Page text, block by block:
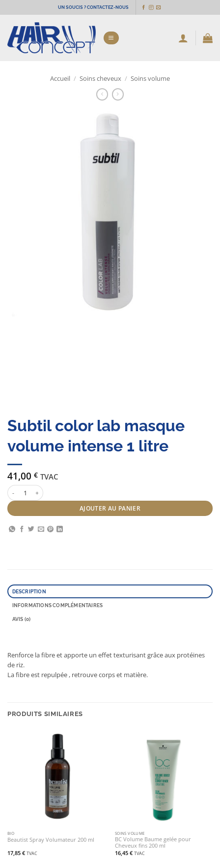
au
contenu
UN SOUCIS ? CONTACTEZ-NOUS
Accueil / Soins cheveux / Soins volume
Subtil color lab masque
volume intense 1 litre
41,00 € TVAC
quantité de Subtil color lab masque volume intense 1 litre
AJOUTER AU PANIER
DESCRIPTION
INFORMATIONS COMPLÉMENTAIRES
AVIS (0)
Renforce la fibre et apporte un effet texturisant grâce aux protéines
de riz.
La fibre est repulpée , retrouve corps et matière.
PRODUITS SIMILAIRES
BIO
Beautist Spray Volumateur 200 ml
17,85 € TVAC
SOINS VOLUME
BC Volume Baume gelée pour
Cheveux fins 200 ml
16,45 € TVAC